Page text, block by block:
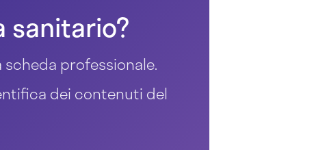
sanitario?
professionale.
dei contenuti del